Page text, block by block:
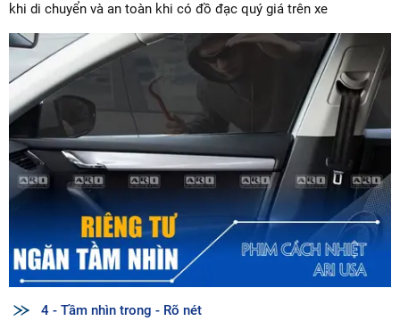
khi di chuyển và an toàn khi có đồ đạc quý giá trên xe
4 - Tầm nhìn trong - Rõ nét